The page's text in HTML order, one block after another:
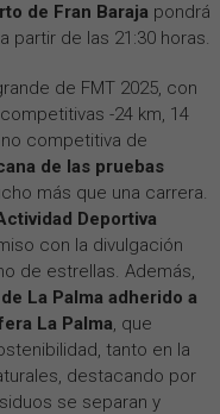
de Fran Baraja pondrá
partir de las 21:30 horas.
de FMT 2025, con
-24 km, 14
competitiva de
de las pruebas
más que una carrera.
Deportiva
con la divulgación
de estrellas. Además,
La Palma adherido a
La Palma, que
tanto en la
destacando por
se separan y